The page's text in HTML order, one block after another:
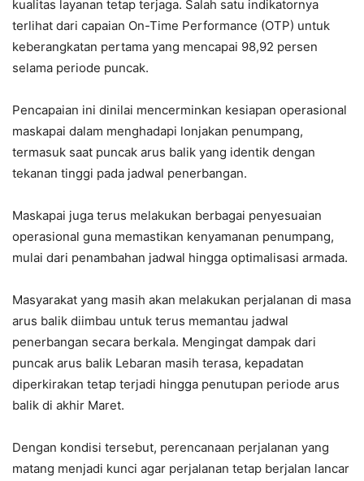
kualitas layanan tetap terjaga. Salah satu indikatornya
terlihat dari capaian On-Time Performance (OTP) untuk
keberangkatan pertama yang mencapai 98,92 persen
selama periode puncak.
Pencapaian ini dinilai mencerminkan kesiapan operasional
maskapai dalam menghadapi lonjakan penumpang,
termasuk saat puncak arus balik yang identik dengan
tekanan tinggi pada jadwal penerbangan.
Maskapai juga terus melakukan berbagai penyesuaian
operasional guna memastikan kenyamanan penumpang,
mulai dari penambahan jadwal hingga optimalisasi armada.
Masyarakat yang masih akan melakukan perjalanan di masa
arus balik diimbau untuk terus memantau jadwal
penerbangan secara berkala. Mengingat dampak dari
puncak arus balik Lebaran masih terasa, kepadatan
diperkirakan tetap terjadi hingga penutupan periode arus
balik di akhir Maret.
Dengan kondisi tersebut, perencanaan perjalanan yang
matang menjadi kunci agar perjalanan tetap berjalan lancar